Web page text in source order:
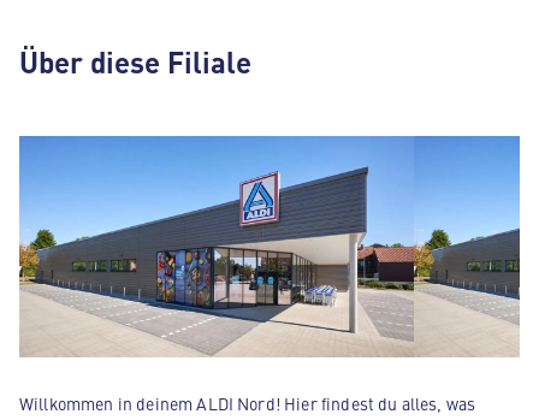
Über diese Filiale
Willkommen in deinem ALDI Nord! Hier findest du alles, was